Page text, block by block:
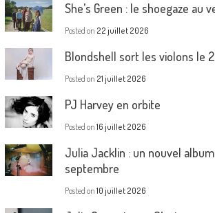
She’s Green : le shoegaze au
Posted on 22 juillet 2026
Blondshell sort les violons le
Posted on 21 juillet 2026
PJ Harvey en orbite
Posted on 16 juillet 2026
Julia Jacklin : un nouvel
septembre
Posted on 10 juillet 2026